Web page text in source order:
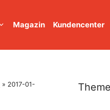
Magazin Kundencenter
» 2017-01-